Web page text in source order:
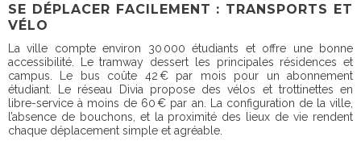
SE DÉPLACER FACILEMENT : TRANSPORTS ET
VÉLO
La ville compte environ 30 000 étudiants et offre une bonne
accessibilité. Le tramway dessert les principales résidences et
campus. Le bus coûte 42 € par mois pour un abonnement
étudiant. Le réseau Divia propose des vélos et trottinettes en
libre-service à moins de 60 € par an. La configuration de la ville,
l’absence de bouchons, et la proximité des lieux de vie rendent
chaque déplacement simple et agréable.